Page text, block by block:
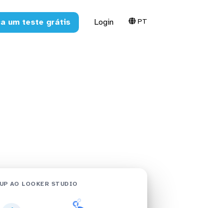
um teste grátis Login PT
AO LOOKER STUDIO